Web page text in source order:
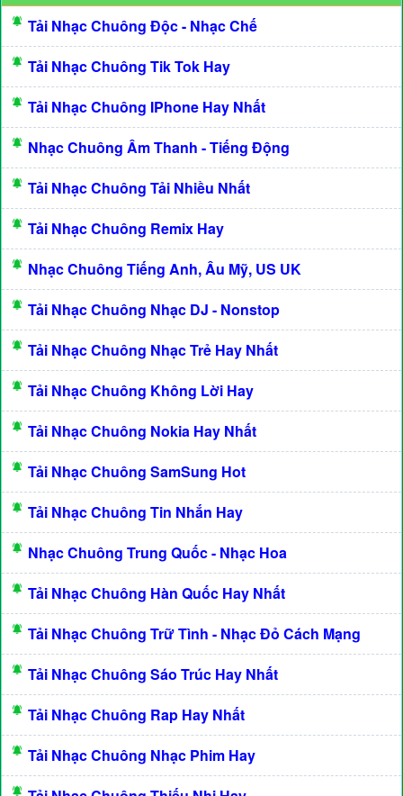
Tải Nhạc Chuông Độc - Nhạc Chế
Tải Nhạc Chuông Tik Tok Hay
Tải Nhạc Chuông IPhone Hay Nhất
Nhạc Chuông Âm Thanh - Tiếng Động
Tải Nhạc Chuông Tải Nhiều Nhất
Tải Nhạc Chuông Remix Hay
Nhạc Chuông Tiếng Anh, Âu Mỹ, US UK
Tải Nhạc Chuông Nhạc DJ - Nonstop
Tải Nhạc Chuông Nhạc Trẻ Hay Nhất
Tải Nhạc Chuông Không Lời Hay
Tải Nhạc Chuông Nokia Hay Nhất
Tải Nhạc Chuông SamSung Hot
Tải Nhạc Chuông Tin Nhắn Hay
Nhạc Chuông Trung Quốc - Nhạc Hoa
Tải Nhạc Chuông Hàn Quốc Hay Nhất
Tải Nhạc Chuông Trữ Tình - Nhạc Đỏ Cách Mạng
Tải Nhạc Chuông Sáo Trúc Hay Nhất
Tải Nhạc Chuông Rap Hay Nhất
Tải Nhạc Chuông Nhạc Phim Hay